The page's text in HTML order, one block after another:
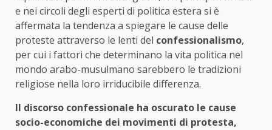
e nei circoli degli esperti di politica estera si è
affermata la tendenza a spiegare le cause delle
proteste attraverso le lenti del confessionalismo,
per cui i fattori che determinano la vita politica nel
mondo arabo-musulmano sarebbero le tradizioni
religiose nella loro irriducibile differenza.
Il discorso confessionale ha oscurato le cause
socio-economiche dei movimenti di protesta,